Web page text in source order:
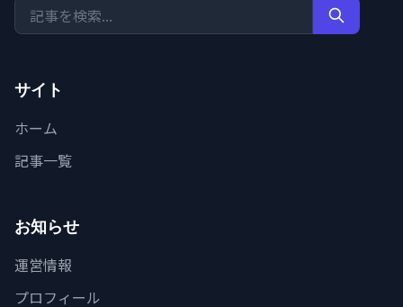
サイト
ホーム
記事一覧
お知らせ
運営情報
プロフィール